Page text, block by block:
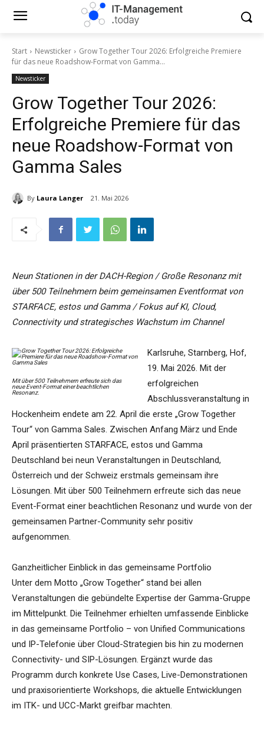
Start Newsticker
Grow Together Tour 2026: Erfolgreiche Premiere
für das neue Roadshow-Format von Gamma...
Newsticker
Grow Together Tour 2026:
Erfolgreiche Premiere für das
neue Roadshow-Format von
Gamma Sales
By Laura Langer 21. Mai 2026
Neun Stationen in der DACH-Region / Große Resonanz mit
über 500 Teilnehmern beim gemeinsamen Eventformat von
STARFACE, estos und Gamma / Fokus auf KI, Cloud,
Connectivity und strategisches Wachstum im Channel
Mit über 500 Teilnehmern erfreute sich das
neue Event-Format einer beachtlichen
Resonanz.
Karlsruhe, Starnberg, Hof,
19. Mai 2026. Mit der
erfolgreichen
Abschlussveranstaltung in
Hockenheim endete am 22. April die erste „Grow Together
Tour“ von Gamma Sales. Zwischen Anfang März und Ende
April präsentierten STARFACE, estos und Gamma
Deutschland bei neun Veranstaltungen in Deutschland,
Österreich und der Schweiz erstmals gemeinsam ihre
Lösungen. Mit über 500 Teilnehmern erfreute sich das neue
Event-Format einer beachtlichen Resonanz und wurde von der
gemeinsamen Partner-Community sehr positiv
aufgenommen.
Ganzheitlicher Einblick in das gemeinsame Portfolio
Unter dem Motto „Grow Together“ stand bei allen
Veranstaltungen die gebündelte Expertise der Gamma-Gruppe
im Mittelpunkt. Die Teilnehmer erhielten umfassende Einblicke
in das gemeinsame Portfolio – von Unified Communications
und IP-Telefonie über Cloud-Strategien bis hin zu modernen
Connectivity- und SIP-Lösungen. Ergänzt wurde das
Programm durch konkrete Use Cases, Live-Demonstrationen
und praxisorientierte Workshops, die aktuelle Entwicklungen
im ITK- und UCC-Markt greifbar machten.